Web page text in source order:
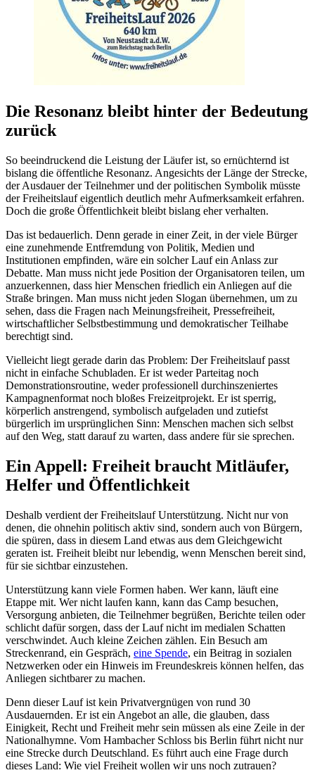
Die Resonanz bleibt hinter der Bedeutung
zurück
So beeindruckend die Leistung der Läufer ist, so ernüchternd ist
bislang die öffentliche Resonanz. Angesichts der Länge der Strecke,
der Ausdauer der Teilnehmer und der politischen Symbolik müsste
der Freiheitslauf eigentlich deutlich mehr Aufmerksamkeit erfahren.
Doch die große Öffentlichkeit bleibt bislang eher verhalten.
Das ist bedauerlich. Denn gerade in einer Zeit, in der viele Bürger
eine zunehmende Entfremdung von Politik, Medien und
Institutionen empfinden, wäre ein solcher Lauf ein Anlass zur
Debatte. Man muss nicht jede Position der Organisatoren teilen, um
anzuerkennen, dass hier Menschen friedlich ein Anliegen auf die
Straße bringen. Man muss nicht jeden Slogan übernehmen, um zu
sehen, dass die Fragen nach Meinungsfreiheit, Pressefreiheit,
wirtschaftlicher Selbstbestimmung und demokratischer Teilhabe
berechtigt sind.
Vielleicht liegt gerade darin das Problem: Der Freiheitslauf passt
nicht in einfache Schubladen. Er ist weder Parteitag noch
Demonstrationsroutine, weder professionell durchinszeniertes
Kampagnenformat noch bloßes Freizeitprojekt. Er ist sperrig,
körperlich anstrengend, symbolisch aufgeladen und zutiefst
bürgerlich im ursprünglichen Sinn: Menschen machen sich selbst
auf den Weg, statt darauf zu warten, dass andere für sie sprechen.
Ein Appell: Freiheit braucht Mitläufer,
Helfer und Öffentlichkeit
Deshalb verdient der Freiheitslauf Unterstützung. Nicht nur von
denen, die ohnehin politisch aktiv sind, sondern auch von Bürgern,
die spüren, dass in diesem Land etwas aus dem Gleichgewicht
geraten ist. Freiheit bleibt nur lebendig, wenn Menschen bereit sind,
für sie sichtbar einzustehen.
Unterstützung kann viele Formen haben. Wer kann, läuft eine
Etappe mit. Wer nicht laufen kann, kann das Camp besuchen,
Versorgung anbieten, die Teilnehmer begrüßen, Berichte teilen oder
schlicht dafür sorgen, dass der Lauf nicht im medialen Schatten
verschwindet. Auch kleine Zeichen zählen. Ein Besuch am
Streckenrand, ein Gespräch, eine Spende, ein Beitrag in sozialen
Netzwerken oder ein Hinweis im Freundeskreis können helfen, das
Anliegen sichtbarer zu machen.
Denn dieser Lauf ist kein Privatvergnügen von rund 30
Ausdauernden. Er ist ein Angebot an alle, die glauben, dass
Einigkeit, Recht und Freiheit mehr sein müssen als eine Zeile in der
Nationalhymne. Vom Hambacher Schloss bis Berlin führt nicht nur
eine Strecke durch Deutschland. Es führt auch eine Frage durch
dieses Land: Wie viel Freiheit wollen wir uns noch zutrauen?